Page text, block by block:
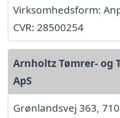
Virksomhedsform:
CVR: 28500254
Arnholtz Tømrer- og
ApS
Grønlandsvej 363,